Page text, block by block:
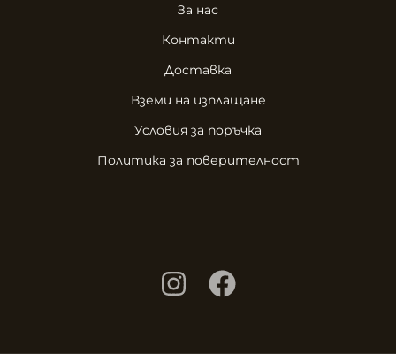
За нас
Контакти
Доставка
Вземи на изплащане
Условия за поръчка
Политика за поверителност